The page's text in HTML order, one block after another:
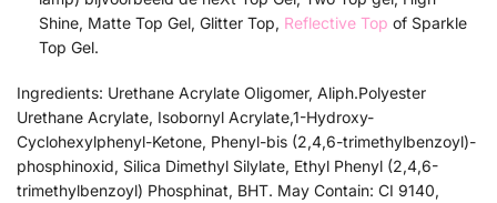
Shine, Matte Top Gel, Glitter Top, Reflective Top of Sparkle
Top Gel.
Ingredients: Urethane Acrylate Oligomer, Aliph.Polyester
Urethane Acrylate, Isobornyl Acrylate,1-Hydroxy-
Cyclohexylphenyl-Ketone, Phenyl-bis (2,4,6-trimethylbenzoyl)-
phosphinoxid, Silica Dimethyl Silylate, Ethyl Phenyl (2,4,6-
trimethylbenzoyl) Phosphinat, BHT. May Contain: CI 9140,